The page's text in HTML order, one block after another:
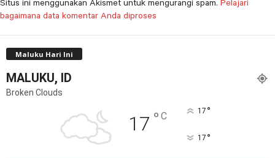
Situs ini menggunakan Akismet untuk mengurangi spam. Pelajari
bagaimana data komentar Anda diproses
Maluku Hari Ini
MALUKU, ID
Broken Clouds
17 ° C 17 °
17 °